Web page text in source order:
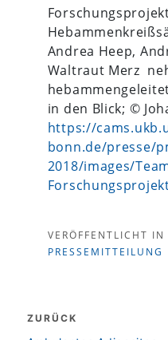
Andrea Heep,
Waltraut Merz
in den Blick; ©
https://
bonn.de/presse/
2018/images/
VERÖFFENTLICHT IN
PRESSEMITTEILUNG
ZURÜCK